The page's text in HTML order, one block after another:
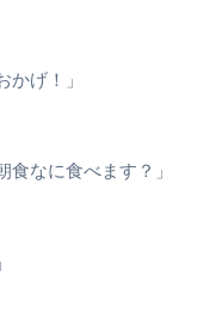
かげ！」
食なに食べます？」